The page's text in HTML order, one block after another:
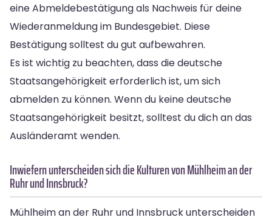
eine Abmeldebestätigung als Nachweis für deine
Wiederanmeldung im Bundesgebiet. Diese
Bestätigung solltest du gut aufbewahren.
Es ist wichtig zu beachten, dass die deutsche
Staatsangehörigkeit erforderlich ist, um sich
abmelden zu können. Wenn du keine deutsche
Staatsangehörigkeit besitzt, solltest du dich an das
Ausländeramt wenden.
Inwiefern unterscheiden sich die Kulturen von Mühlheim an der
Ruhr und Innsbruck?
Mühlheim an der Ruhr und Innsbruck unterscheiden